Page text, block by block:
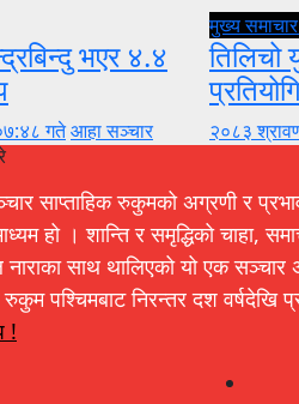
भएर ४.४
गतेआहा सञ्चार
मुख्य
तिलिचो
२०८३
साप्ताहिक रुकुमको अग्रणी र
हो । शान्ति र समृद्धिको चाहा,
साथ थालिएको यो एक सञ्चार
रुकुम पश्चिमबाट निरन्तर दश वर्षदेखि
!